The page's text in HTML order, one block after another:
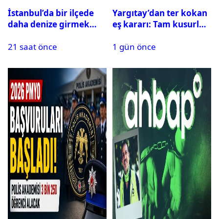
İstanbul’da bir ilçede
daha denize girmek
21 saat önce
Yargıtay’dan ter kokan
eş kararı: Tam kusurlu
1 gün önce